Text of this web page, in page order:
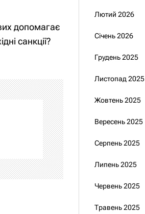
допомагає
санкції?
Лютий 2026
Січень 2026
Грудень 2025
Листопад 2025
Жовтень 2025
Вересень 2025
Серпень 2025
Липень 2025
Червень 2025
Травень 2025